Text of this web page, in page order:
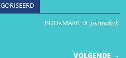
BOOKMARK DEpermalink.
VOLGENDE →